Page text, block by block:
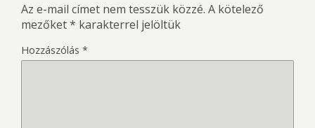
Az e-mail címet nem tesszük közzé. A kötelező
mezőket* karakterrel jelöltük
Hozzászólás *